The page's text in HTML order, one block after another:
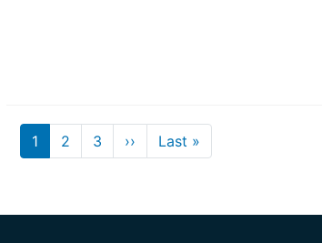
Pagination
1 2 3 ›› Next page
Last »